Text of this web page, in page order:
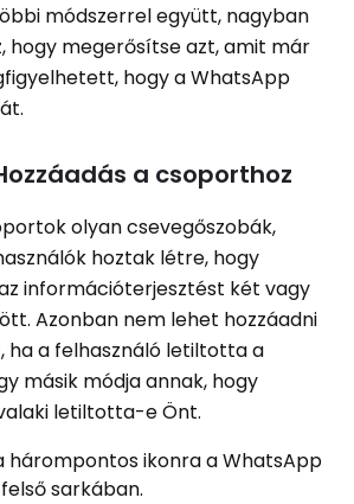
módszerrel együtt, nagyban
hogy megerősítse azt, amit már
hogy a WhatsApp
a csoporthoz
olyan csevegőszobák,
hoztak létre, hogy
információterjesztést két vagy
Azonban nem lehet hozzáadni
ha a felhasználó letiltotta a
másik módja annak, hogy
letiltotta-e Önt.
hárompontos ikonra a WhatsApp
sarkában.